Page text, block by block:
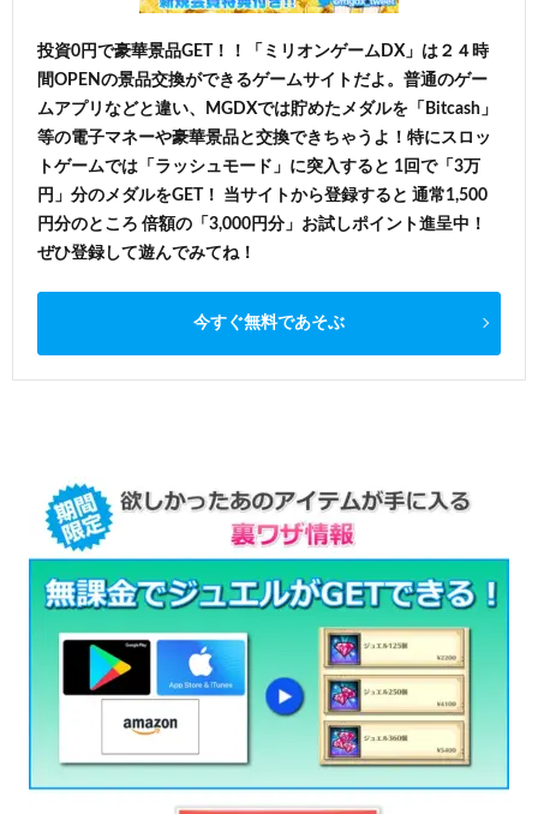
投資0円で豪華景品GET！！「ミリオンゲームDX」は２４時
間OPENの景品交換ができるゲームサイトだよ。普通のゲー
ムアプリなどと違い、MGDXでは貯めたメダルを「Bitcash」
等の電子マネーや豪華景品と交換できちゃうよ！特にスロッ
トゲームでは「ラッシュモード」に突入すると 1回で「3万
円」分のメダルをGET！ 当サイトから登録すると 通常1,500
円分のところ 倍額の「3,000円分」お試しポイント進呈中！
ぜひ登録して遊んでみてね！
今すぐ無料であそぶ